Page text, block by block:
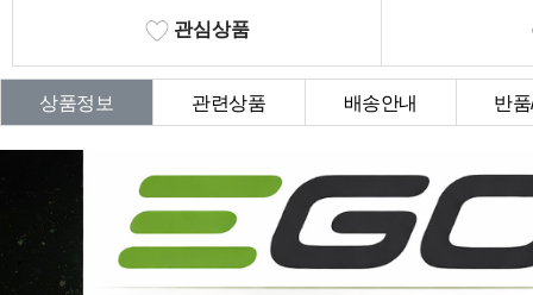
관심상품
상품정보 관련상품 배송안내 반
상품Q&A